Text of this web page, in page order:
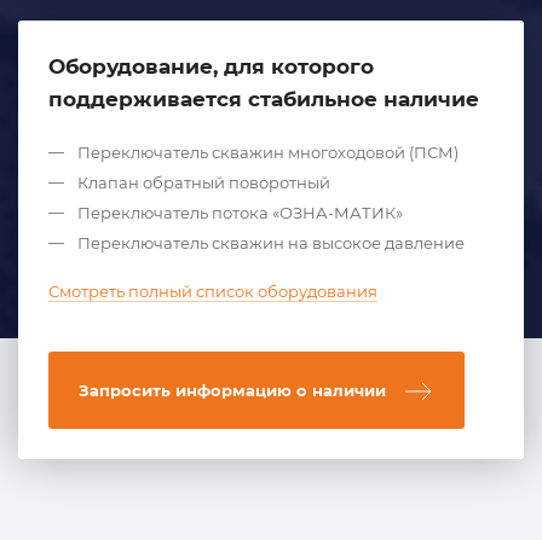
Оборудование, для которого
поддерживается стабильное наличие
Переключатель скважин многоходовой (ПСМ)
Клапан обратный поворотный
Переключатель потока «ОЗНА-МАТИК»
Переключатель скважин на высокое давление
Смотреть полный список оборудования
Запросить информацию о наличии